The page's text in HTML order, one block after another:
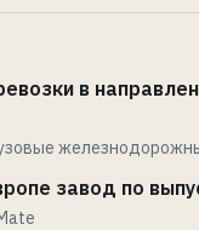
в
завод по